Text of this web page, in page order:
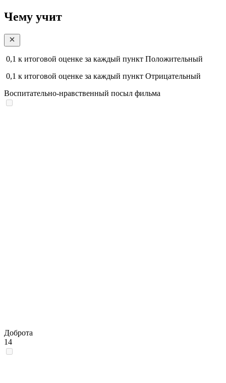
Чему учит
0,1 к итоговой оценке за каждый пункт Положительный
0,1 к итоговой оценке за каждый пункт Отрицательный
Воспитательно-нравственный посыл фильма
Доброта
14